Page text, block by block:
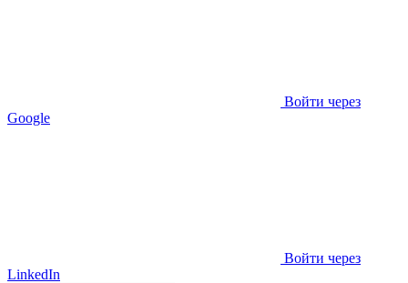
Войти через
Google
Войти через
LinkedIn